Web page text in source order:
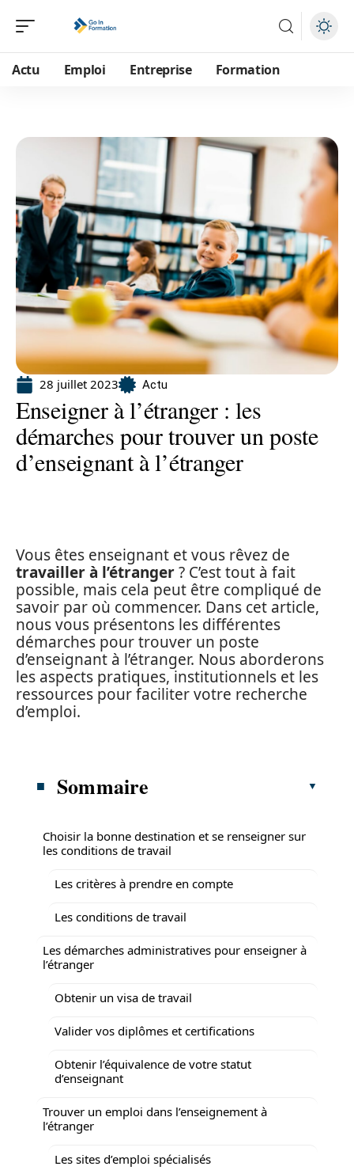
Actu Emploi Entreprise Formation
28 juillet 2023 Actu
Enseigner à l’étranger : les
démarches pour trouver un poste
d’enseignant à l’étranger
Vous êtes enseignant et vous rêvez de
travailler à l’étranger? C’est tout à fait
possible, mais cela peut être compliqué de
savoir par où commencer. Dans cet article,
nous vous présentons les différentes
démarches pour trouver un poste
d’enseignant à l’étranger. Nous aborderons
les aspects pratiques, institutionnels et les
ressources pour faciliter votre recherche
d’emploi.
Sommaire
Choisir la bonne destination et se renseigner sur
les conditions de travail
Les critères à prendre en compte
Les conditions de travail
Les démarches administratives pour enseigner à
l’étranger
Obtenir un visa de travail
Valider vos diplômes et certifications
Obtenir l’équivalence de votre statut
d’enseignant
Trouver un emploi dans l’enseignement à
l’étranger
Les sites d’emploi spécialisés